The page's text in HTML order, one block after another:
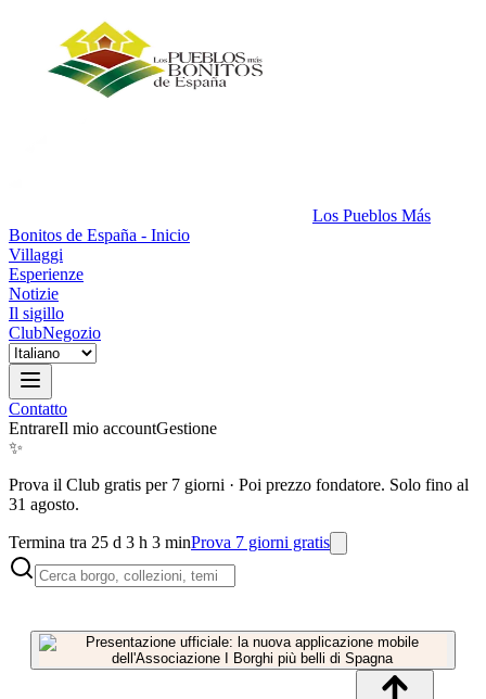
Los Pueblos Más
Bonitos de España - Inicio
Villaggi
Esperienze
Notizie
Il sigillo
ClubNegozio
Contatto
EntrareIl mio accountGestione
✨
Prova il Club gratis per 7 giorni · Poi prezzo fondatore. Solo fino al
31 agosto.
Termina tra 25 d 3 h 3 minProva 7 giorni gratis